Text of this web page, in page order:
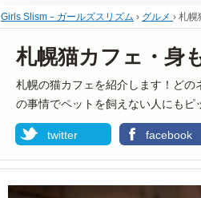
Girls Slism－ガールズスリズム › グルメ › 札幌
札幌猫カフェ・身
札幌の猫カフェを紹介します！ど
の事情でペットを飼えない人にもピ
twitter facebook